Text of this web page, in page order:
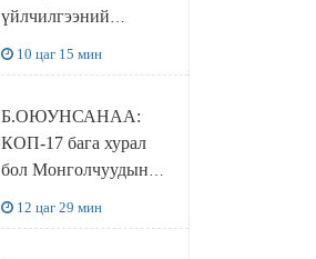
үйлчилгээний
нөхцөл бүрдэнэ
10 цаг 15 мин
Б.ОЮУНСАНАА:
КОП-17 бага хурал
бол Монголчуудын
12 цаг 29 мин